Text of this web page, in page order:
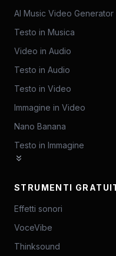
AI Music Video Generator
Testo in Musica
Video in Audio
Testo in Audio
Testo in Video
Immagine in Video
Nano Banana
Testo in Immagine
STRUMENTI
Effetti sonori
VoceVibe
Thinksound